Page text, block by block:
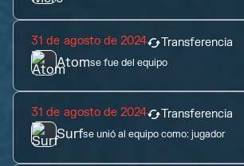
31 de agosto de 2024 Transferencia
Atomse fue del equipo
31 de agosto de 2024 Transferencia
Surfse unió al equipo como:jugador